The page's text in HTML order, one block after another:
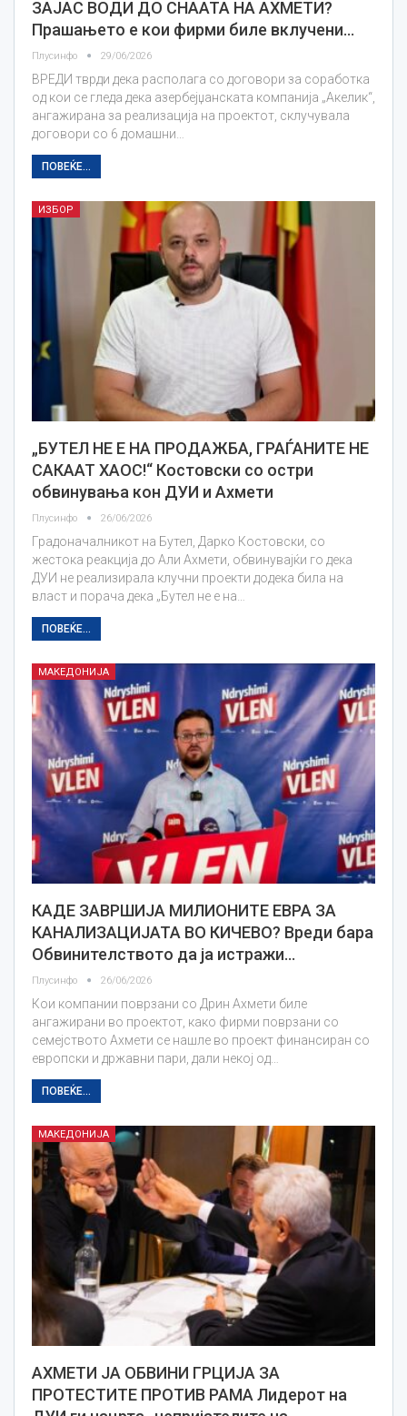
ЗАЈАС ВОДИ ДО СНААТА НА АХМЕТИ?
Прашањето е кои фирми биле вклучени…
Плусинфо 29/06/2026
ВРЕДИ тврди дека располага со договори за соработка
од кои се гледа дека азербејџанската компанија „Акелик“,
ангажирана за реализација на проектот, склучувала
договори со 6 домашни…
ПОВЕЌЕ...
ИЗБОР
„БУТЕЛ НЕ Е НА ПРОДАЖБА, ГРАЃАНИТЕ НЕ
САКААТ ХАОС!“ Костовски со остри
обвинувања кон ДУИ и Ахмети
Плусинфо 26/06/2026
Градоначалникот на Бутел, Дарко Костовски, со
жестока реакција до Али Ахмети, обвинувајќи го дека
ДУИ не реализирала клучни проекти додека била на
власт и порача дека „Бутел не е на…
ПОВЕЌЕ...
МАКЕДОНИЈА
КАДЕ ЗАВРШИЈА МИЛИОНИТЕ ЕВРА ЗА
КАНАЛИЗАЦИЈАТА ВО КИЧЕВО? Вреди бара
Обвинителството да ја истражи…
Плусинфо 26/06/2026
Кои компании поврзани со Дрин Ахмети биле
ангажирани во проектот, како фирми поврзани со
семејството Ахмети се нашле во проект финансиран со
европски и државни пари, дали некој од…
ПОВЕЌЕ...
МАКЕДОНИЈА
АХМЕТИ ЈА ОБВИНИ ГРЦИЈА ЗА
ПРОТЕСТИТЕ ПРОТИВ РАМА Лидерот на